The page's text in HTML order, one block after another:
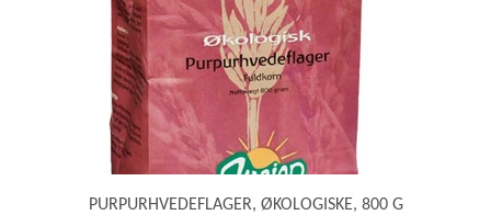
PURPURHVEDEFLAGER, ØKOLOGISKE, 800 G